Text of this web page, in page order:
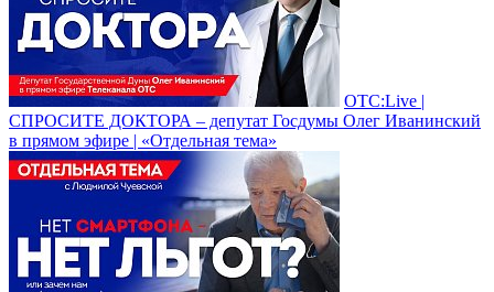
ОТС:Live |
СПРОСИТЕ ДОКТОРА – депутат Госдумы Олег Иванинский
в прямом эфире | «Отдельная тема»